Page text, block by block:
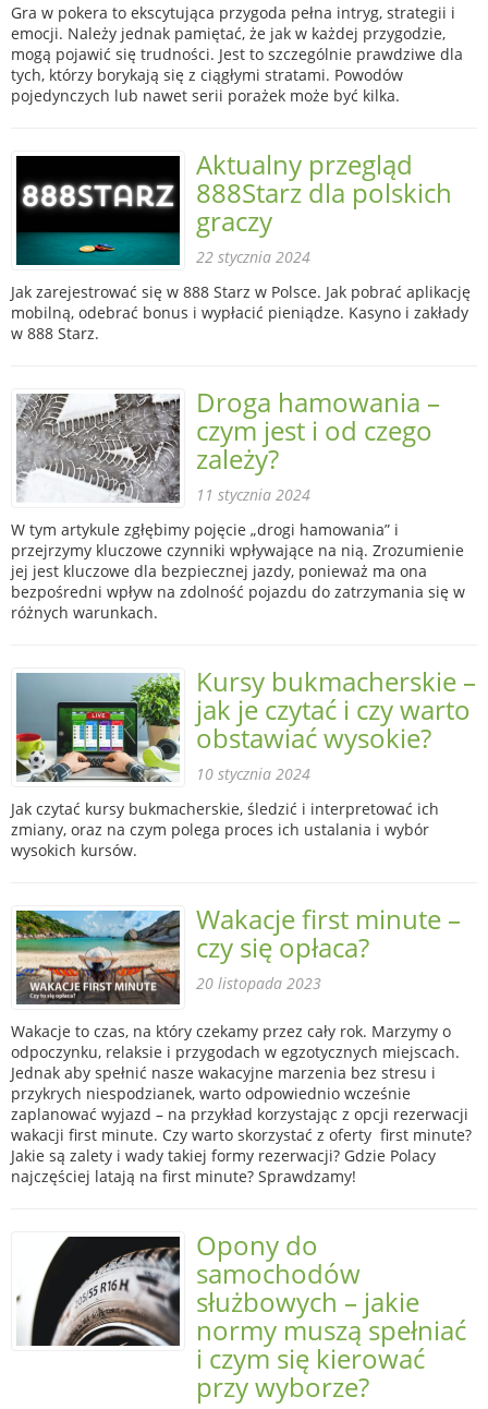
Gra w pokera to ekscytująca przygoda pełna intryg, strategii i
emocji. Należy jednak pamiętać, że jak w każdej przygodzie,
mogą pojawić się trudności. Jest to szczególnie prawdziwe dla
tych, którzy borykają się z ciągłymi stratami. Powodów
pojedynczych lub nawet serii porażek może być kilka.
Aktualny przegląd
888Starz dla polskich
graczy
22 stycznia 2024
Jak zarejestrować się w 888 Starz w Polsce. Jak pobrać aplikację
mobilną, odebrać bonus i wypłacić pieniądze. Kasyno i zakłady
w 888 Starz.
Droga hamowania –
czym jest i od czego
zależy?
11 stycznia 2024
W tym artykule zgłębimy pojęcie „drogi hamowania” i
przejrzymy kluczowe czynniki wpływające na nią. Zrozumienie
jej jest kluczowe dla bezpiecznej jazdy, ponieważ ma ona
bezpośredni wpływ na zdolność pojazdu do zatrzymania się w
różnych warunkach.
Kursy bukmacherskie –
jak je czytać i czy warto
obstawiać wysokie?
10 stycznia 2024
Jak czytać kursy bukmacherskie, śledzić i interpretować ich
zmiany, oraz na czym polega proces ich ustalania i wybór
wysokich kursów.
Wakacje first minute –
czy się opłaca?
20 listopada 2023
Wakacje to czas, na który czekamy przez cały rok. Marzymy o
odpoczynku, relaksie i przygodach w egzotycznych miejscach.
Jednak aby spełnić nasze wakacyjne marzenia bez stresu i
przykrych niespodzianek, warto odpowiednio wcześnie
zaplanować wyjazd – na przykład korzystając z opcji rezerwacji
wakacji first minute. Czy warto skorzystać z oferty first minute?
Jakie są zalety i wady takiej formy rezerwacji? Gdzie Polacy
najczęściej latają na first minute? Sprawdzamy!
Opony do
samochodów
służbowych – jakie
normy muszą spełniać
i czym się kierować
przy wyborze?